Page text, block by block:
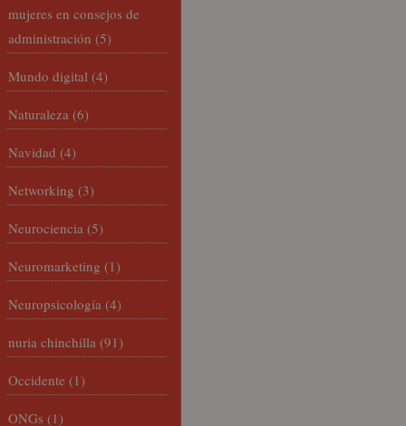
mujeres en consejos de
administración (5)
Mundo digital (4)
Naturaleza (6)
Navidad (4)
Networking (3)
Neurociencia (5)
Neuromarketing (1)
Neuropsicología (4)
nuria chinchilla (91)
Occidente (1)
ONGs (1)